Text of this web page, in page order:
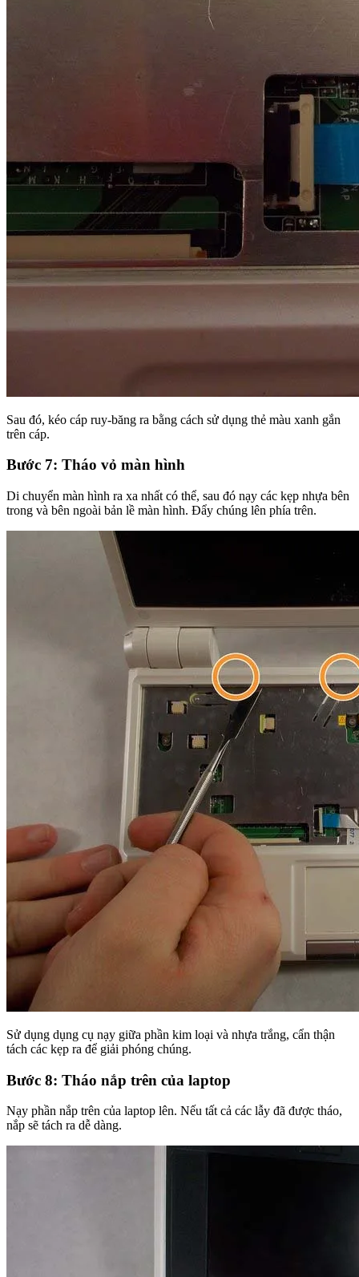
Sau đó, kéo cáp ruy-băng ra bằng cách sử dụng thẻ màu xanh gắn
trên cáp.
Bước 7: Tháo vỏ màn hình
Di chuyển màn hình ra xa nhất có thể, sau đó nạy các kẹp nhựa bên
trong và bên ngoài bản lề màn hình. Đẩy chúng lên phía trên.
Sử dụng dụng cụ nạy giữa phần kim loại và nhựa trắng, cẩn thận
tách các kẹp ra để giải phóng chúng.
Bước 8: Tháo nắp trên của laptop
Nạy phần nắp trên của laptop lên. Nếu tất cả các lẫy đã được tháo,
nắp sẽ tách ra dễ dàng.